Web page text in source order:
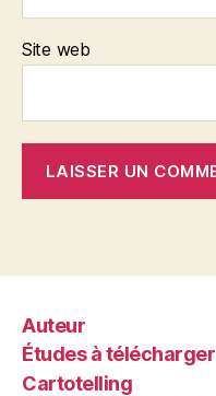
Site web
Auteur
Études à télécharger
Cartotelling